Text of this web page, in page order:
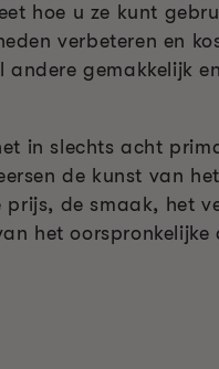
hoe u ze kunt
verbeteren en
gemakkelijk
in slechts acht
de kunst van
prijs, de smaak, het
het oorspronkelijke